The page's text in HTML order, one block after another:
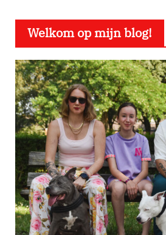
Welkom op mijn blog!